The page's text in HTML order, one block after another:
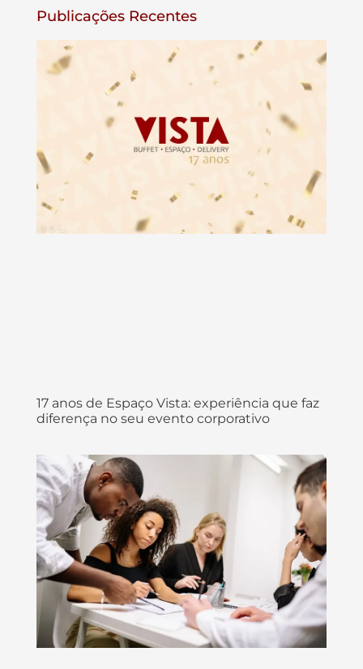
Publicações Recentes
17 anos de Espaço Vista: experiência que faz
diferença no seu evento corporativo